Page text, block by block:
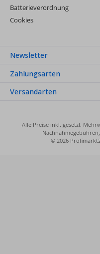
Batterieverordnung
Cookies
Newsletter
Zahlungsarten
Versandarten
Alle Preise inkl. gesetzl.
© 2026